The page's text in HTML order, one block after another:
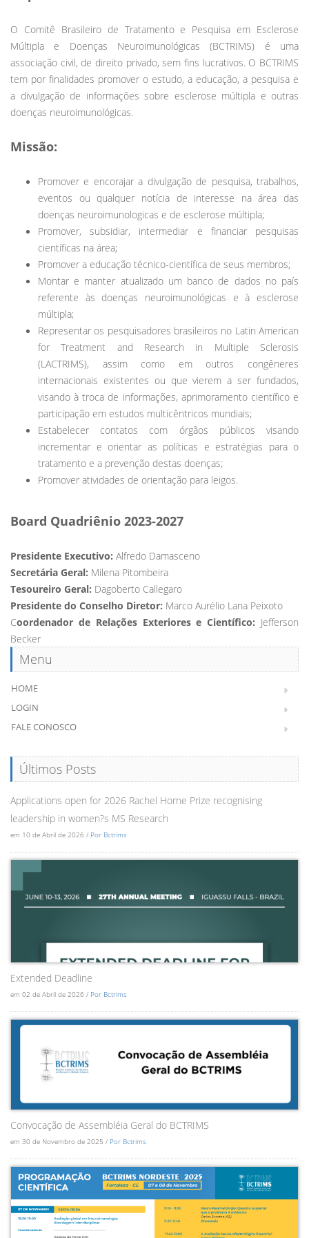
O Comitê Brasileiro de Tratamento e Pesquisa em Esclerose
Múltipla e Doenças Neuroimunológicas (BCTRIMS) é uma
associação civil, de direito privado, sem fins lucrativos. O BCTRIMS
tem por finalidades promover o estudo, a educação, a pesquisa e
a divulgação de informações sobre esclerose múltipla e outras
doenças neuroimunológicas.
Missão:
Promover e encorajar a divulgação de pesquisa, trabalhos,
eventos ou qualquer notícia de interesse na área das
doenças neuroimunologicas e de esclerose múltipla;
Promover, subsidiar, intermediar e financiar pesquisas
científicas na área;
Promover a educação técnico-científica de seus membros;
Montar e manter atualizado um banco de dados no país
referente às doenças neuroimunológicas e à esclerose
múltipla;
Representar os pesquisadores brasileiros no Latin American
for Treatment and Research in Multiple Sclerosis
(LACTRIMS), assim como em outros congêneres
internacionais existentes ou que vierem a ser fundados,
visando à troca de informações, aprimoramento científico e
participação em estudos multicêntricos mundiais;
Estabelecer contatos com órgãos públicos visando
incrementar e orientar as políticas e estratégias para o
tratamento e a prevenção destas doenças;
Promover atividades de orientação para leigos.
Board Quadriênio 2023-2027
Presidente Executivo: Alfredo Damasceno
Secretária Geral: Milena Pitombeira
Tesoureiro Geral: Dagoberto Callegaro
Presidente do Conselho Diretor: Marco Aurélio Lana Peixoto
Coordenador de Relações Exteriores e Científico: Jefferson
Becker
Menu
HOME
LOGIN
FALE CONOSCO
Últimos Posts
Applications open for 2026 Rachel Horne Prize recognising
leadership in women?s MS Research
em 10 de Abril de 2026 / Por Bctrims
Extended Deadline
em 02 de Abril de 2026 / Por Bctrims
Convocação de Assembléia Geral do BCTRIMS
em 30 de Novembro de 2025 / Por Bctrims